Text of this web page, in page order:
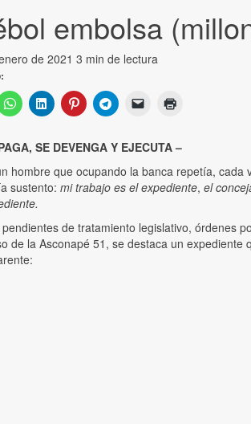
embolsa
de 2021 3 min de lectura
SE DEVENGA Y EJECUTA –
hombre que ocupando la banca repetía, cada
sustento: mi trabajo es el expediente, el
de tratamiento legislativo, órdenes
de la Asconapé 51, se destaca un expediente